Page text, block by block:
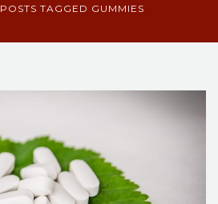
POSTS TAGGED GUMMIES